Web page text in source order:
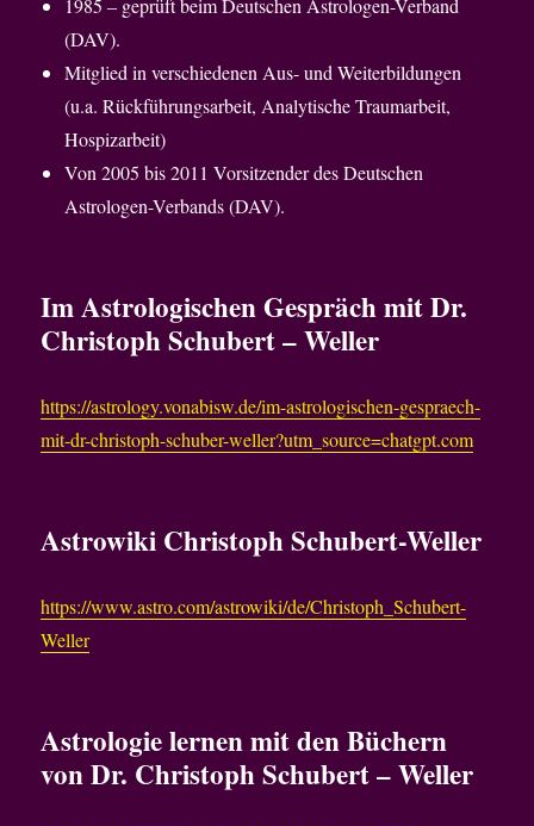
1985 ‒ geprüft beim Deutschen Astrologen-Verband
(DAV).
Mitglied in verschiedenen Aus- und Weiterbildungen
(u.a. Rückführungsarbeit, Analytische Traumarbeit,
Hospizarbeit)
Von 2005 bis 2011 Vorsitzender des Deutschen
Astrologen-Verbands (DAV).
Im Astrologischen Gespräch mit Dr.
Christoph Schubert – Weller
https://astrology.vonabisw.de/im-astrologischen-gespraech-
mit-dr-christoph-schuber-weller?utm_source=chatgpt.com
Astrowiki Christoph Schubert-Weller
https://www.astro.com/astrowiki/de/Christoph_Schubert-
Weller
Astrologie lernen mit den Büchern
von Dr. Christoph Schubert – Weller